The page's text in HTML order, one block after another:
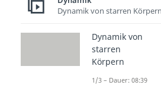
Dynamik von starren Körpern
Dynamik von
starren
Körpern
1/3 – Dauer: 08:39